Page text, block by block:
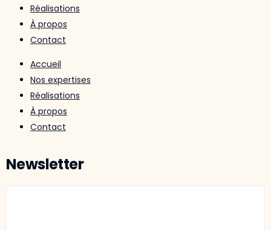
Réalisations
À propos
Contact
Accueil
Nos expertises
Réalisations
À propos
Contact
Newsletter